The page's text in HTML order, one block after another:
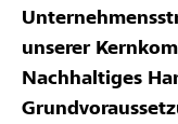
unserer
Nachhaltiges